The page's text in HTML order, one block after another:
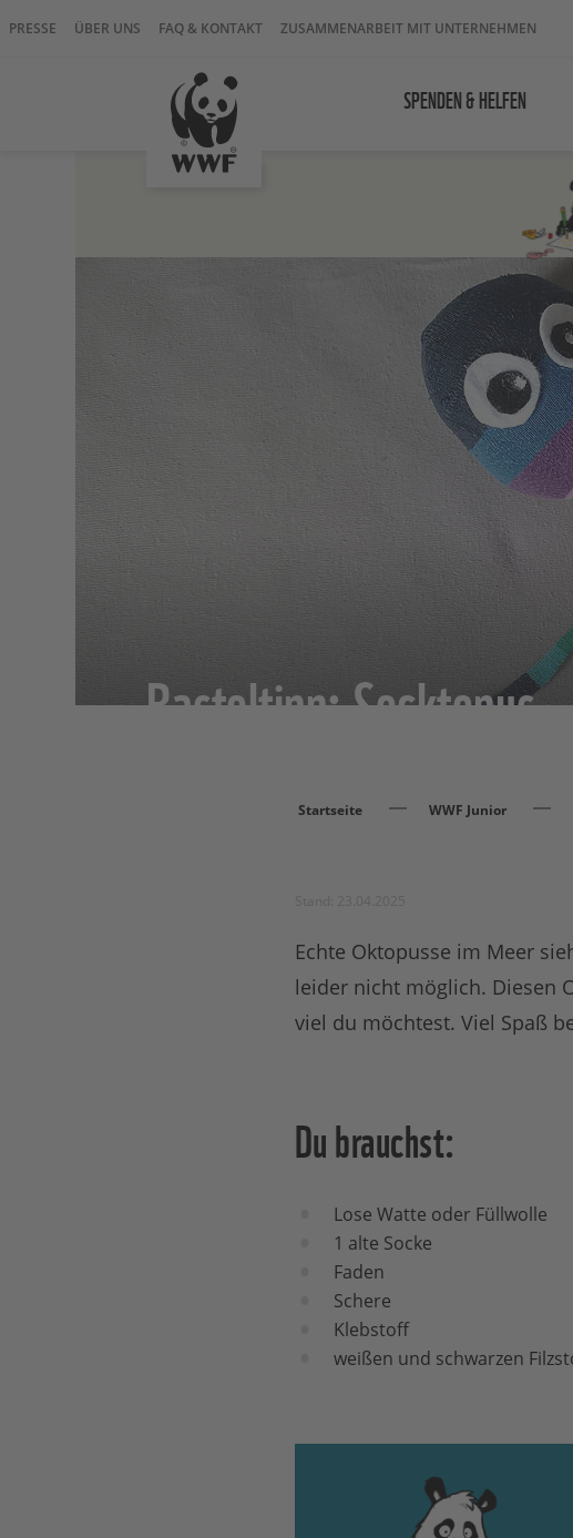
PRESSE ÜBER UNS FAQ & KONTAKT ZUSAMMENARBEIT MIT UNTERNEHMEN
SPENDEN & HELFEN
Basteltipp: Socktopus
Startseite WWF Junior
Echte Oktopusse im Meer
leider nicht möglich. Diesen
viel du möchtest. Viel Spaß
Du brauchst:
Lose Watte oder Füllwolle
1 alte Socke
Faden
Schere
Klebstoff
weißen und schwarzen